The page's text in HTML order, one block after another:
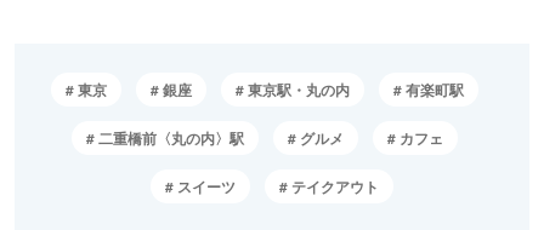
東京 銀座 東京駅・丸の内 有楽町駅
二重橋前〈丸の内〉駅 グルメ カフェ
スイーツ テイクアウト